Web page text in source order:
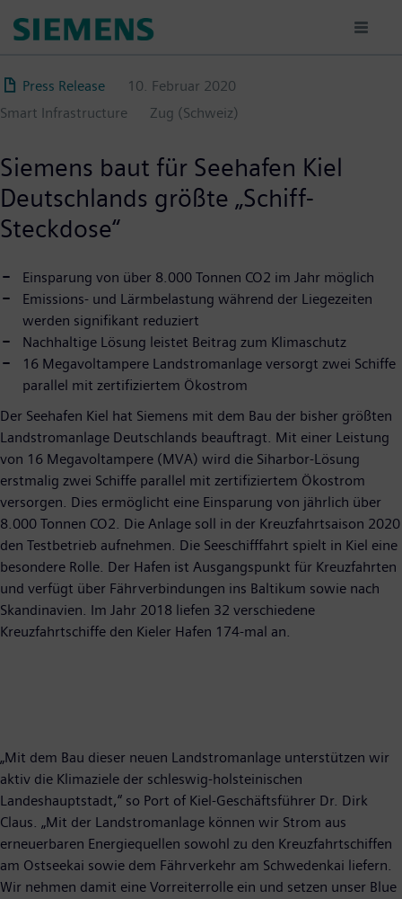
zum
Press Release
10. Februar 2020
Smart Infrastructure
Zug (Schweiz)
Siemens baut für Seehafen Kiel
Deutschlands größte „Schiff-
Steckdose“
Einsparung von über 8.000 Tonnen CO2 im Jahr möglich
Emissions- und Lärmbelastung während der Liegezeiten
werden signifikant reduziert
Nachhaltige Lösung leistet Beitrag zum Klimaschutz
16 Megavoltampere Landstromanlage versorgt zwei Schiffe
parallel mit zertifiziertem Ökostrom
Der Seehafen Kiel hat Siemens mit dem Bau der bisher größten
Landstromanlage Deutschlands beauftragt. Mit einer Leistung
von 16 Megavoltampere (MVA) wird die Siharbor-Lösung
erstmalig zwei Schiffe parallel mit zertifiziertem Ökostrom
versorgen. Dies ermöglicht eine Einsparung von jährlich über
8.000 Tonnen CO2. Die Anlage soll in der Kreuzfahrtsaison 2020
den Testbetrieb aufnehmen. Die Seeschifffahrt spielt in Kiel eine
besondere Rolle. Der Hafen ist Ausgangspunkt für Kreuzfahrten
und verfügt über Fährverbindungen ins Baltikum sowie nach
Skandinavien. Im Jahr 2018 liefen 32 verschiedene
Kreuzfahrtschiffe den Kieler Hafen 174-mal an.
„Mit dem Bau dieser neuen Landstromanlage unterstützen wir
aktiv die Klimaziele der schleswig-holsteinischen
Landeshauptstadt,“ so Port of Kiel-Geschäftsführer Dr. Dirk
Claus. „Mit der Landstromanlage können wir Strom aus
erneuerbaren Energiequellen sowohl zu den Kreuzfahrtschiffen
am Ostseekai sowie dem Fährverkehr am Schwedenkai liefern.
Wir nehmen damit eine Vorreiterrolle ein und setzen unser Blue